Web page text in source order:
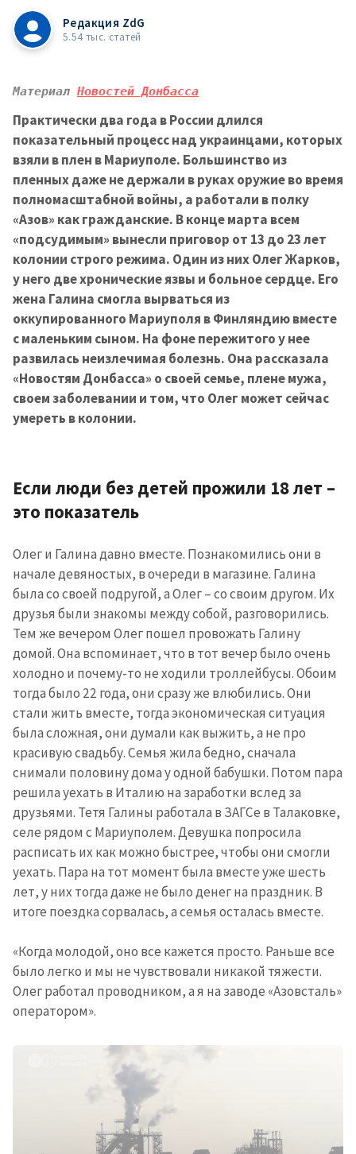
Редакция ZdG
5.54 тыс. статей
Материал Новостей Донбасса
Практически два года в России длился
показательный процесс над украинцами, которых
взяли в плен в Мариуполе. Большинство из
пленных даже не держали в руках оружие во время
полномасштабной войны, а работали в полку
«Азов» как гражданские. В конце марта всем
«подсудимым» вынесли приговор от 13 до 23 лет
колонии строго режима. Один из них Олег Жарков,
у него две хронические язвы и больное сердце. Его
жена Галина смогла вырваться из
оккупированного Мариуполя в Финляндию вместе
с маленьким сыном. На фоне пережитого у нее
развилась неизлечимая болезнь. Она рассказала
«Новостям Донбасса» о своей семье, плене мужа,
своем заболевании и том, что Олег может сейчас
умереть в колонии.
Если люди без детей прожили 18 лет –
это показатель
Олег и Галина давно вместе. Познакомились они в
начале девяностых, в очереди в магазине. Галина
была со своей подругой, а Олег – со своим другом. Их
друзья были знакомы между собой, разговорились.
Тем же вечером Олег пошел провожать Галину
домой. Она вспоминает, что в тот вечер было очень
холодно и почему-то не ходили троллейбусы. Обоим
тогда было 22 года, они сразу же влюбились. Они
стали жить вместе, тогда экономическая ситуация
была сложная, они думали как выжить, а не про
красивую свадьбу. Семья жила бедно, сначала
снимали половину дома у одной бабушки. Потом пара
решила уехать в Италию на заработки вслед за
друзьями. Тетя Галины работала в ЗАГСе в Талаковке,
селе рядом с Мариуполем. Девушка попросила
расписать их как можно быстрее, чтобы они смогли
уехать. Пара на тот момент была вместе уже шесть
лет, у них тогда даже не было денег на праздник. В
итоге поездка сорвалась, а семья осталась вместе.
«Когда молодой, оно все кажется просто. Раньше все
было легко и мы не чувствовали никакой тяжести.
Олег работал проводником, а я на заводе «Азовсталь»
оператором».